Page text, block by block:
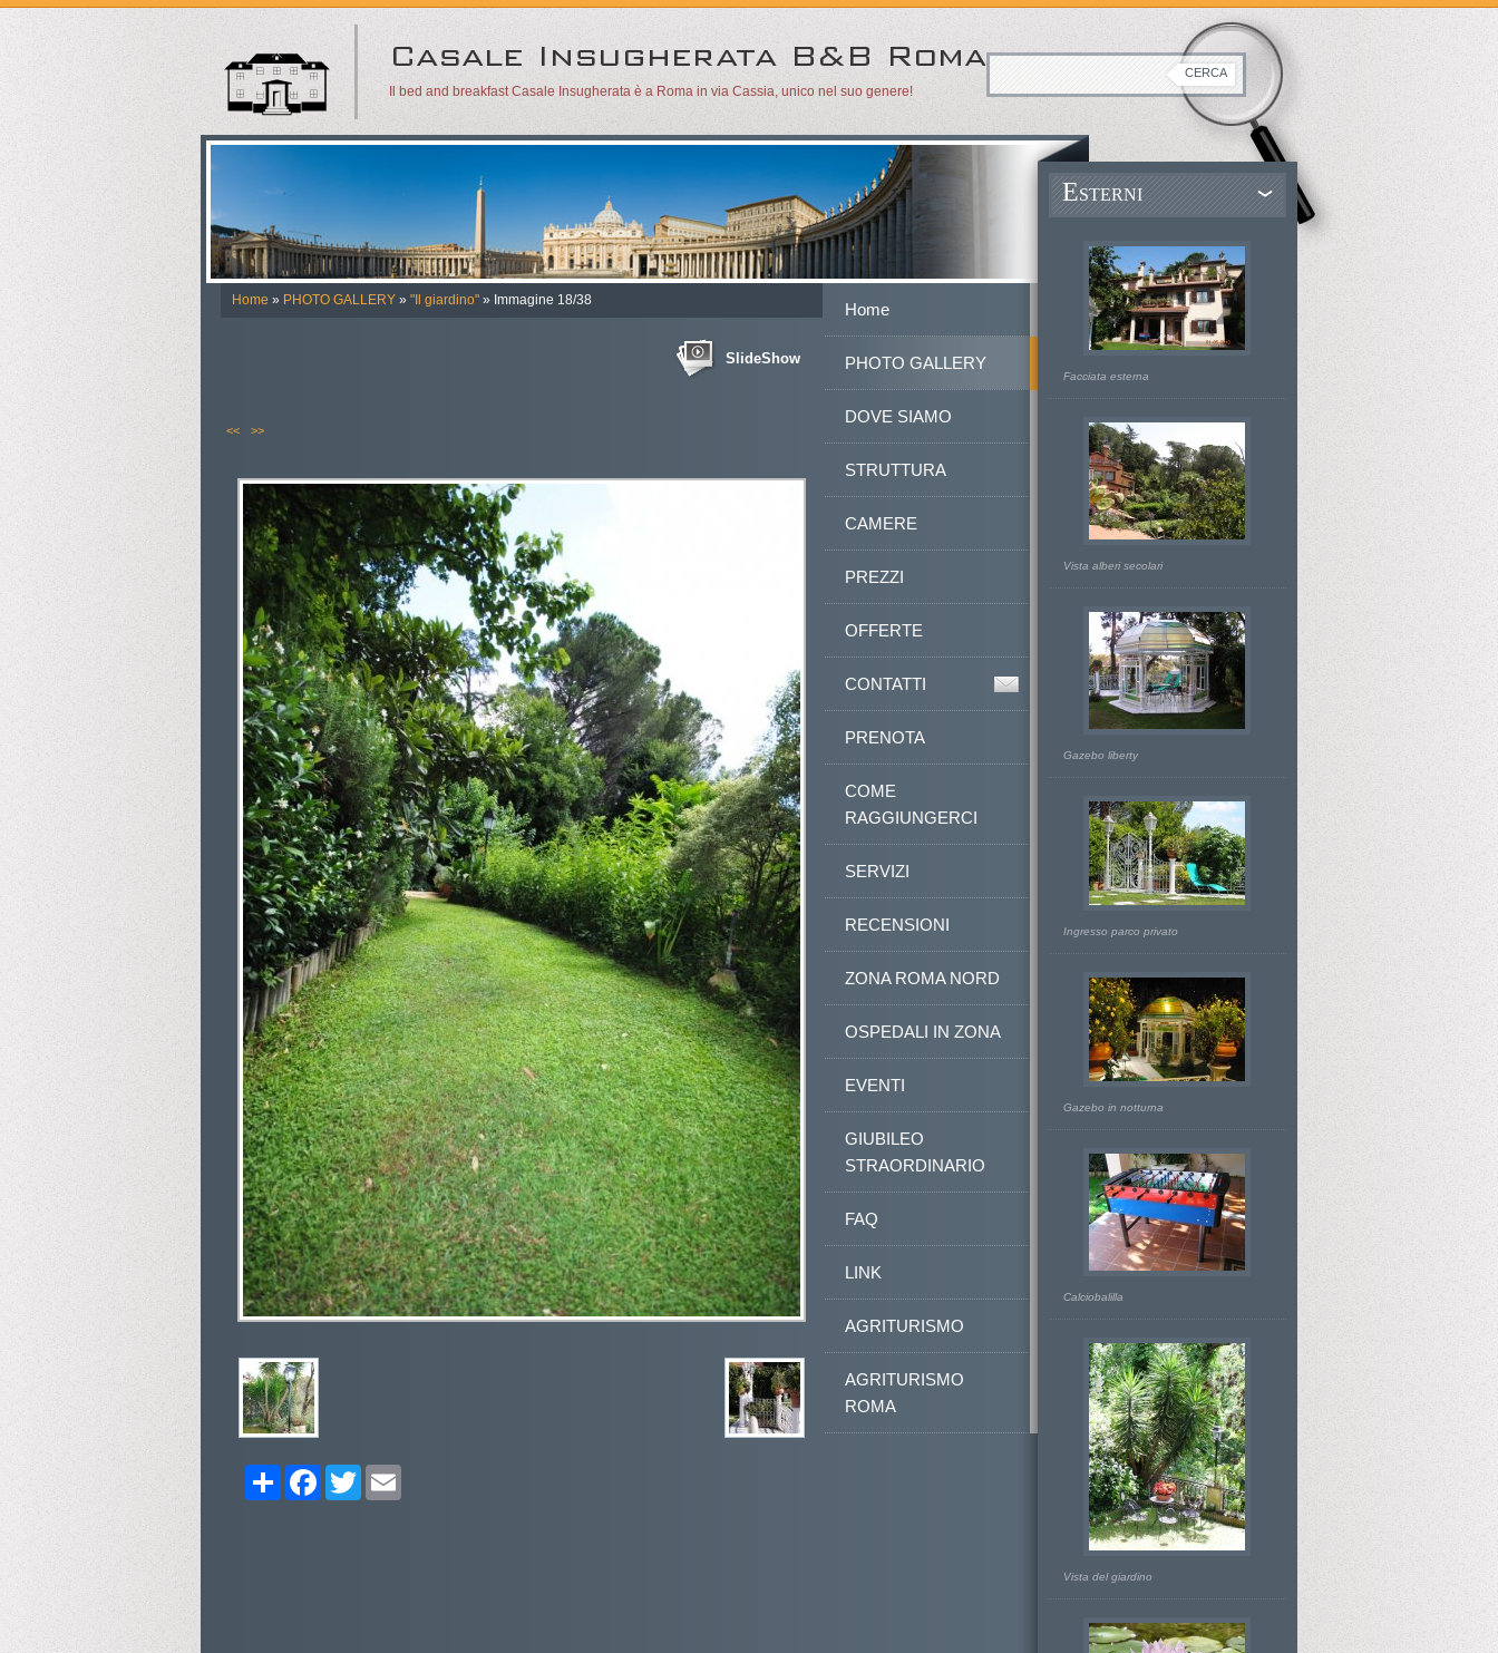
Il bed and breakfast Casale Insugherata è a Roma in via Cassia, unico nel suo genere!
Home » PHOTO GALLERY » "Il giardino" » Immagine 18/38
SlideShow
<< >>
Share FacebookTwitter
Home
PHOTO GALLERY
DOVE SIAMO
STRUTTURA
CAMERE
PREZZI
OFFERTE
CONTATTI
PRENOTA
COME
RAGGIUNGERCI
SERVIZI
RECENSIONI
ZONA ROMA NORD
OSPEDALI IN ZONA
EVENTI
GIUBILEO
STRAORDINARIO
FAQ
LINK
AGRITURISMO
AGRITURISMO
ROMA
ESTERNI
Facciata esterna
Vista alberi secolari
Gazebo liberty
Ingresso parco privato
Gazebo in notturna
Calciobalilla
Vista del giardino